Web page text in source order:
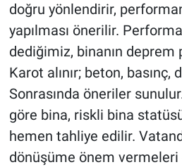
doğru yönlendirir,
yapılması önerilir.
dediğimiz, binanın deprem
Karot alınır; beton, basınç,
Sonrasında öneriler
göre bina, riskli bina
hemen tahliye edilir.
dönüşüme önem